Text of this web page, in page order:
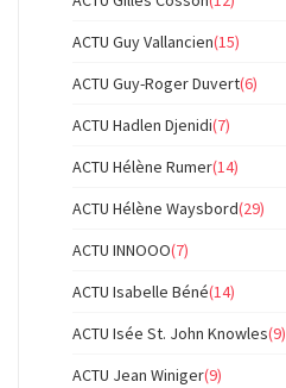
ACTU Guy Vallancien(15)
ACTU Guy-Roger Duvert(6)
ACTU Hadlen Djenidi(7)
ACTU Hélène Rumer(14)
ACTU Hélène Waysbord(29)
ACTU INNOOO(7)
ACTU Isabelle Béné(14)
ACTU Isée St. John Knowles(9)
ACTU Jean Winiger(9)